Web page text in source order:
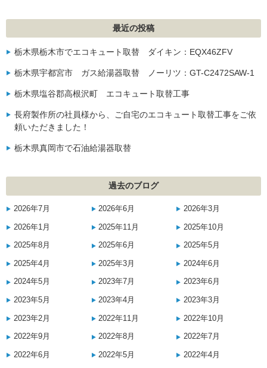
最近の投稿
栃木県栃木市でエコキュート取替 ダイキン：EQX46ZFV
栃木県宇都宮市 ガス給湯器取替 ノーリツ：GT-C2472SAW-1
栃木県塩谷郡高根沢町 エコキュート取替工事
長府製作所の社員様から、ご自宅のエコキュート取替工事をご依
頼いただきました！
栃木県真岡市で石油給湯器取替
過去のブログ
2026年7月 2026年6月 2026年3月
2026年1月 2025年11月 2025年10月
2025年8月 2025年6月 2025年5月
2025年4月 2025年3月 2024年6月
2024年5月 2023年7月 2023年6月
2023年5月 2023年4月 2023年3月
2023年2月 2022年11月 2022年10月
2022年9月 2022年8月 2022年7月
2022年6月 2022年5月 2022年4月